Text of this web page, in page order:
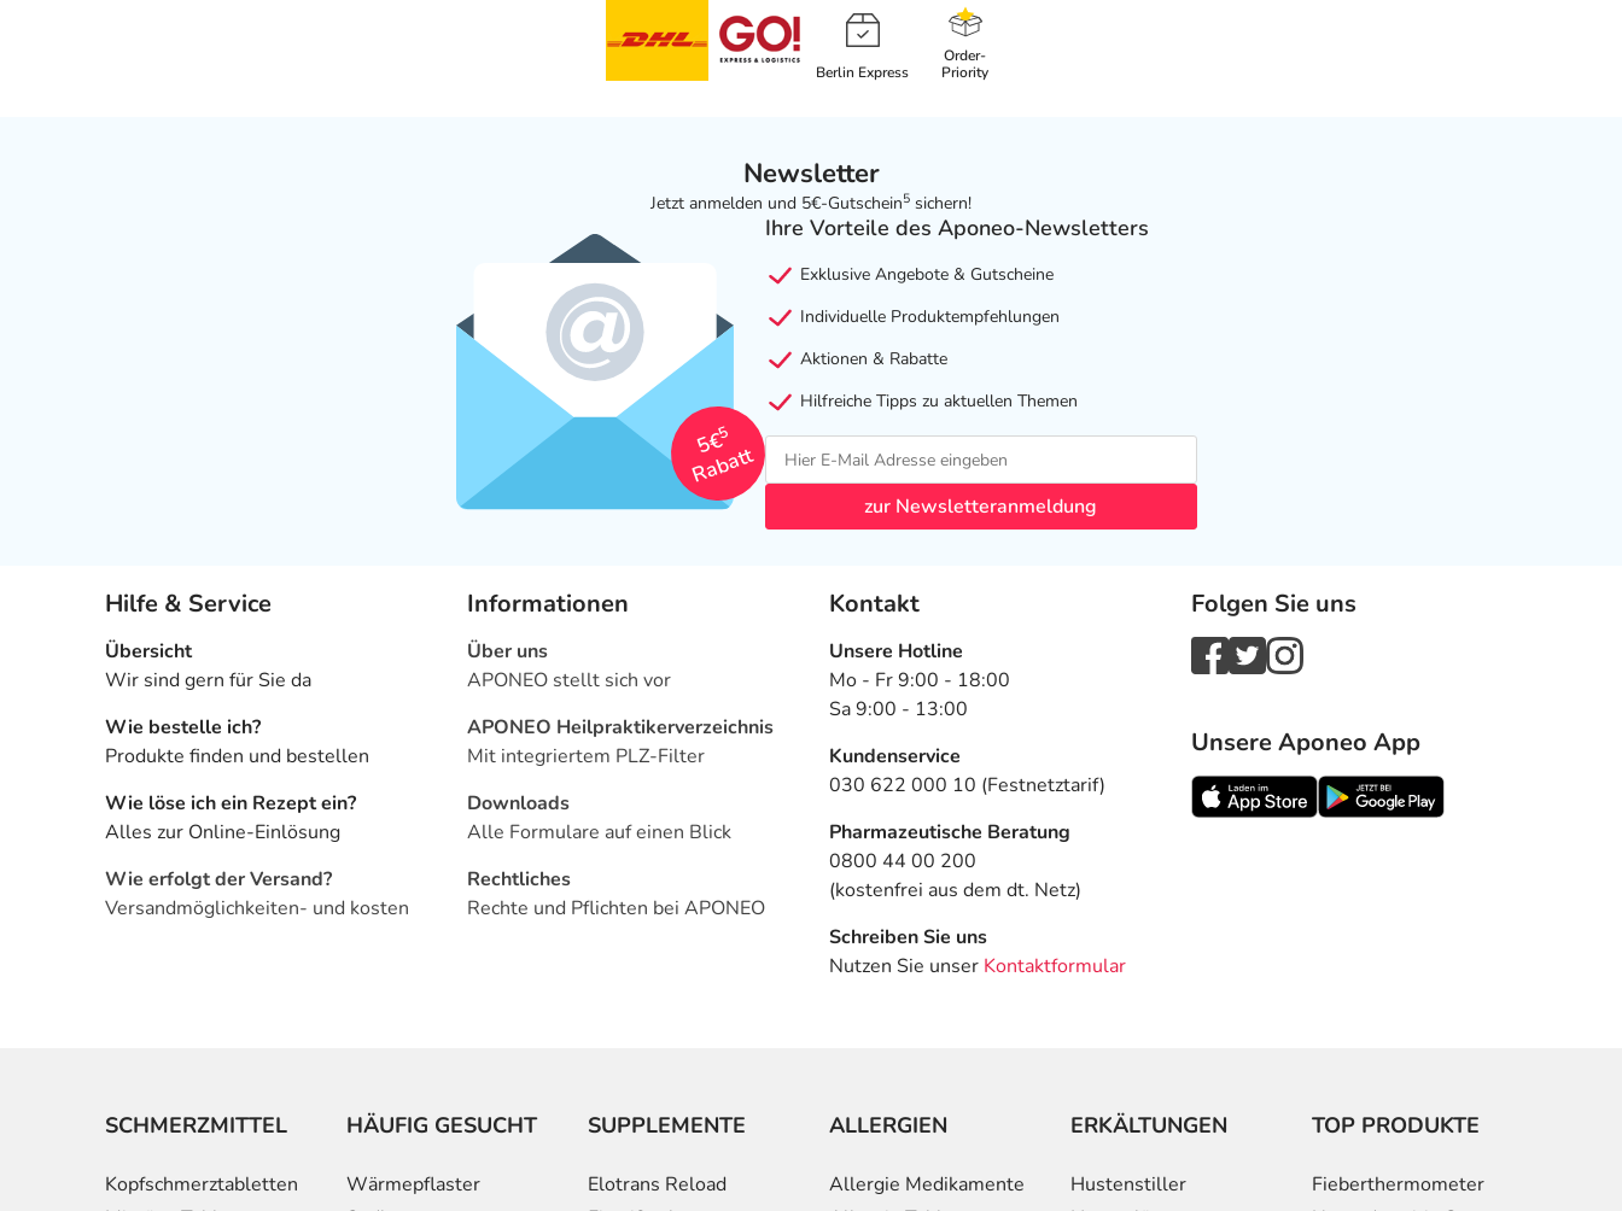
Berlin Express
Order-
Priority
Newsletter
Jetzt anmelden und 5€-Gutschein5 sichern!
5€
5
Rabatt
Ihre Vorteile des Aponeo-Newsletters
Exklusive Angebote & Gutscheine
Individuelle Produktempfehlungen
Aktionen & Rabatte
Hilfreiche Tipps zu aktuellen Themen
zur Newsletteranmeldung
Hilfe & Service
Übersicht
Wir sind gern für Sie da
Wie bestelle ich?
Produkte finden und bestellen
Wie löse ich ein Rezept ein?
Alles zur Online-Einlösung
Wie erfolgt der Versand?
Versandmöglichkeiten- und kosten
Informationen
Über uns
APONEO stellt sich vor
APONEO Heilpraktikerverzeichnis
Mit integriertem PLZ-Filter
Downloads
Alle Formulare auf einen Blick
Rechtliches
Rechte und Pflichten bei APONEO
Kontakt
Unsere Hotline
Mo - Fr 9:00 - 18:00
Sa 9:00 - 13:00
Kundenservice
030 622 000 10 (Festnetztarif)
Pharmazeutische Beratung
0800 44 00 200
(kostenfrei aus dem dt. Netz)
Schreiben Sie uns
Nutzen Sie unser Kontaktformular
Folgen Sie uns
Unsere Aponeo App
SCHMERZMITTEL
Kopfschmerztabletten
HÄUFIG GESUCHT
Wärmepflaster
SUPPLEMENTE
Elotrans Reload
ALLERGIEN
Allergie Medikamente
ERKÄLTUNGEN
Hustenstiller
TOP PRODUKTE
Fieberthermometer